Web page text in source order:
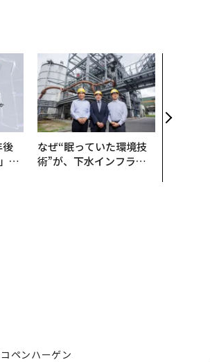
後
は
なぜ“眠っていた環境技
術”が、下水インフラを
ペンハーゲン